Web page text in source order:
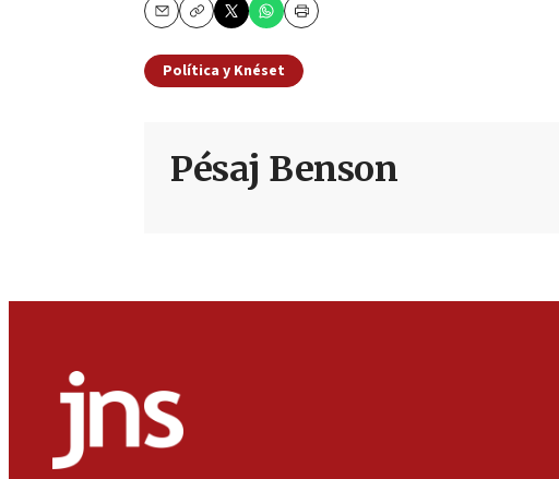
EmailCopy Print
Política y Knéset
Pésaj Benson